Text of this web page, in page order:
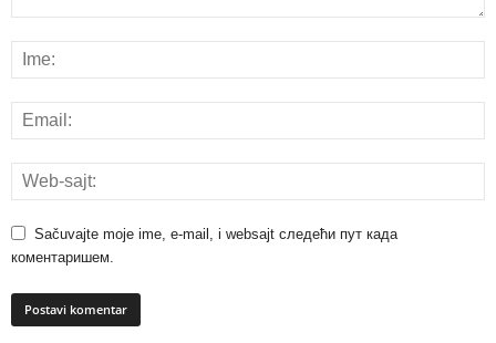
Sačuvajte moje ime, e-mail, i websajt следећи пут када
коментаришем.